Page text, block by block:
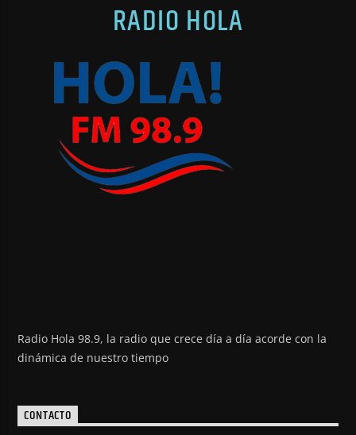
RADIO HOLA
Radio Hola 98.9, la radio que crece día a día acorde con la
dinámica de nuestro tiempo
CONTACTO